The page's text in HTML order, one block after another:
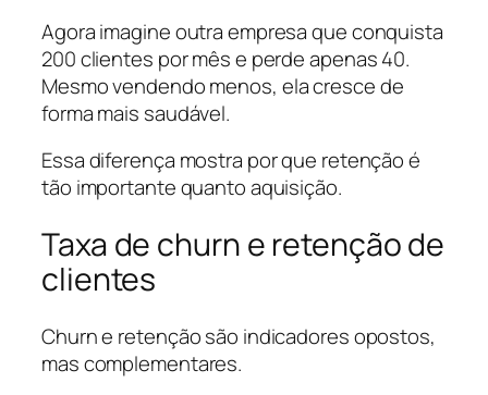
Agora imagine outra empresa que conquista
200 clientes por mês e perde apenas 40.
Mesmo vendendo menos, ela cresce de
forma mais saudável.
Essa diferença mostra por que retenção é
tão importante quanto aquisição.
Taxa de churn e retenção de
clientes
Churn e retenção são indicadores opostos,
mas complementares.